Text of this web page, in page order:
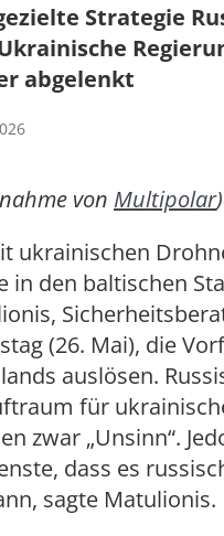
Strategie
abgelenkt
von Multipolar)
ukrainischen
in den baltischen
(26. Mai), die
auslösen.
für
zwar „Unsinn“.
dass es
sagte Matulionis.